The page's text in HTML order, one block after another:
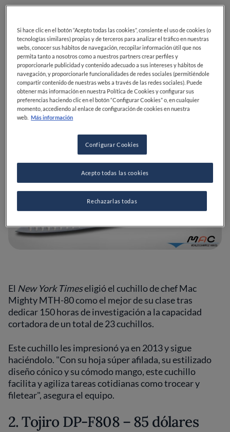
de 2021
1. Mac Mighty MTH-80 – 145
dólares
El New York Timeseligió el cuchillo de chef Mac
Mighty MTH-80 como el mejor de su clase tras
dedicar 150 horas de investigación a la capacidad
cortadora de un total de 23 cuchillos.
Este cuchillo les impresionó ya en 2013 y sigue
haciéndolo. "Con su hoja súper afilada, su estilizado
diseño cónico y su cómodo mango, este cuchillo
facilita y agiliza tareas cotidianas como trocear y
filetear", asegura el equipo.
2. Tojiro DP-F808 – 85 dólares
Si hace clic en el botón “Acepto todas las cookies”, consiente el uso de cookies (o
tecnologías similares) propias y de terceros para analizar el tráfico en nuestras
webs, conocer sus hábitos de navegación, recopilar información útil que nos
permita tanto a nosotros como a nuestros partners crear perfiles y
proporcionarle publicidad y contenido adecuado a sus intereses y hábitos de
navegación, y proporcionarle funcionalidades de redes sociales (permitiéndole
compartir contenido de nuestras webs a través de las redes sociales). Puede
obtener más información en nuestra Política de Cookies y configurar sus
preferencias haciendo clic en el botón “Configurar Cookies” o, en cualquier
momento, accediendo al enlace de configuración de cookies en nuestra
web. Más información
Configurar Cookies
Rechazarlas todas
Acepto todas las cookies